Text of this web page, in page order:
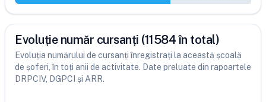
Evoluție număr cursanți (11584 în total)
Evoluția numărului de cursanți înregistrați la această școală
de șoferi, în toți anii de activitate. Date preluate din rapoartele
DRPCIV, DGPCI și ARR.